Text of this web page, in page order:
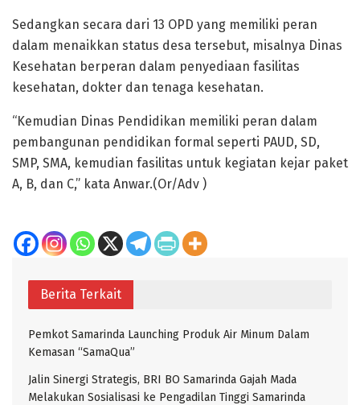
Sedangkan secara dari 13 OPD yang memiliki peran
dalam menaikkan status desa tersebut, misalnya Dinas
Kesehatan berperan dalam penyediaan fasilitas
kesehatan, dokter dan tenaga kesehatan.
“Kemudian Dinas Pendidikan memiliki peran dalam
pembangunan pendidikan formal seperti PAUD, SD,
SMP, SMA, kemudian fasilitas untuk kegiatan kejar paket
A, B, dan C,” kata Anwar.(Or/Adv )
Berita Terkait
Pemkot Samarinda Launching Produk Air Minum Dalam
Kemasan “SamaQua”
Jalin Sinergi Strategis, BRI BO Samarinda Gajah Mada
Melakukan Sosialisasi ke Pengadilan Tinggi Samarinda